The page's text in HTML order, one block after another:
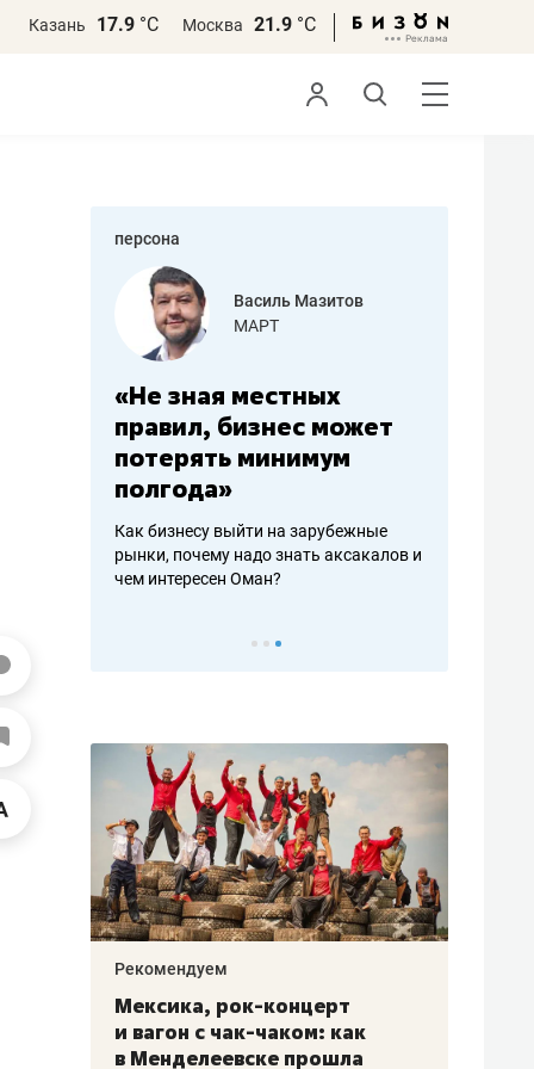
Казань 17.9 °С Москва 21.9 °С
персона
работа
Василь Мазитов
МАРТ
«Не зная местных
правил, бизнес может
потерять минимум
полгода»
Как бизнесу выйти на зарубежные
рынки, почему надо знать аксакалов и
чем интересен Оман?
Рекомендуем
Мексика, рок-концерт
и вагон с чак-чаком: как
в Менделеевске прошла